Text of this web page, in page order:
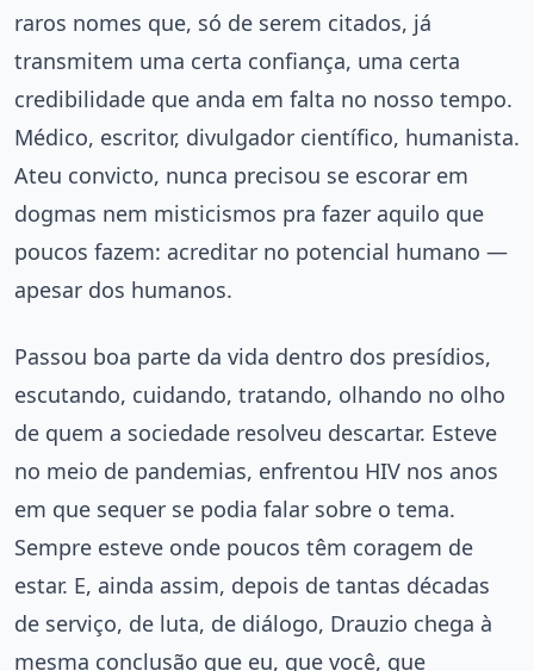
raros nomes que, só de serem citados, já
transmitem uma certa confiança, uma certa
credibilidade que anda em falta no nosso tempo.
Médico, escritor, divulgador científico, humanista.
Ateu convicto, nunca precisou se escorar em
dogmas nem misticismos pra fazer aquilo que
poucos fazem: acreditar no potencial humano —
apesar dos humanos.
Passou boa parte da vida dentro dos presídios,
escutando, cuidando, tratando, olhando no olho
de quem a sociedade resolveu descartar. Esteve
no meio de pandemias, enfrentou HIV nos anos
em que sequer se podia falar sobre o tema.
Sempre esteve onde poucos têm coragem de
estar. E, ainda assim, depois de tantas décadas
de serviço, de luta, de diálogo, Drauzio chega à
mesma conclusão que eu, que você, que